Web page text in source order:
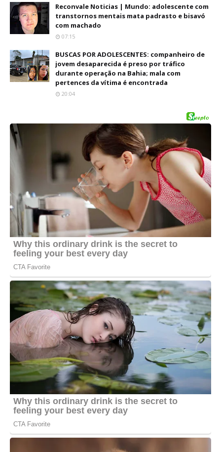
Reconvale Noticias | Mundo: adolescente com
transtornos mentais mata padrasto e bisavó
com machado
07:15
BUSCAS POR ADOLESCENTES: companheiro de
jovem desaparecida é preso por tráfico
durante operação na Bahia; mala com
pertences da vítima é encontrada
20:04